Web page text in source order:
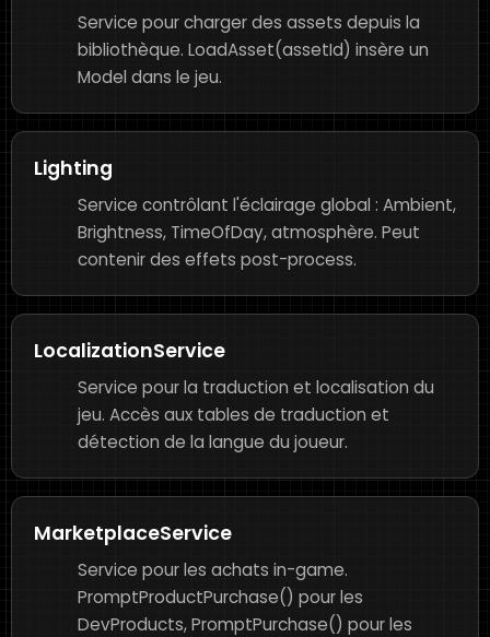
Service pour charger des assets depuis la
bibliothèque. LoadAsset(assetId) insère un
Model dans le jeu.
Lighting
Service contrôlant l'éclairage global : Ambient,
Brightness, TimeOfDay, atmosphère. Peut
contenir des effets post-process.
LocalizationService
Service pour la traduction et localisation du
jeu. Accès aux tables de traduction et
détection de la langue du joueur.
MarketplaceService
Service pour les achats in-game.
PromptProductPurchase() pour les
DevProducts, PromptPurchase() pour les